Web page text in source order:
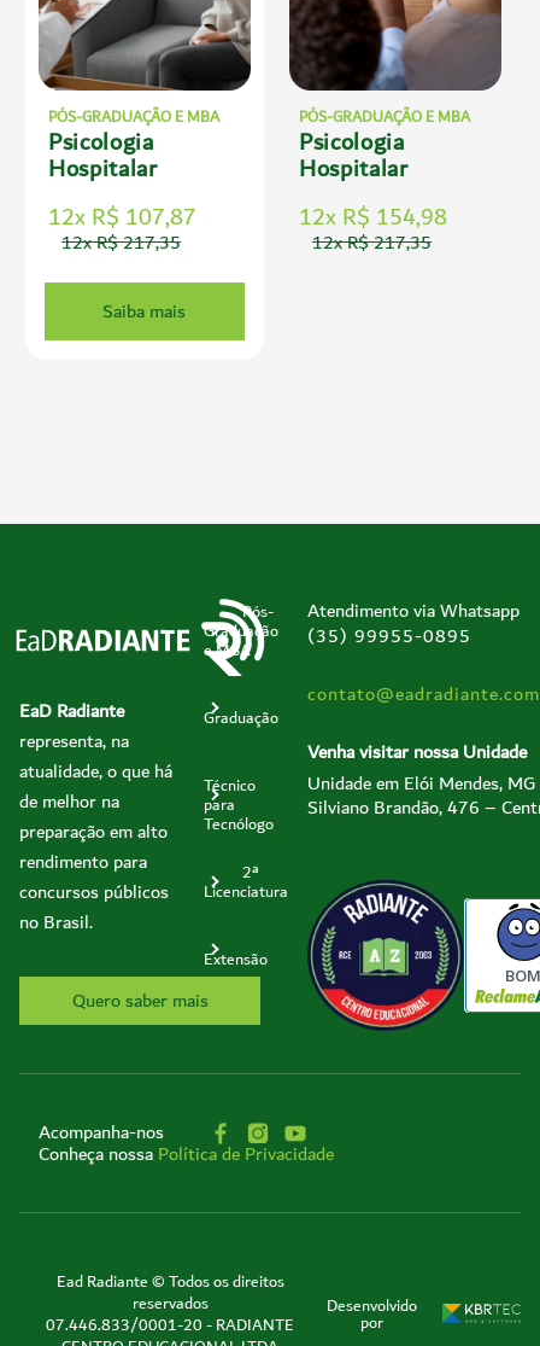
PÓS-GRADUAÇÃO E MBA
Psicologia
Hospitalar
12x R$ 107,87
12x R$ 217,35
Saiba mais
PÓS-GRADUAÇÃO E MBA
Psicologia
Hospitalar
12x R$ 154,98
12x R$ 217,35
EaD Radiante
representa, na
atualidade, o que há
de melhor na
preparação em alto
rendimento para
concursos públicos
no Brasil.
Quero saber mais
Pós-
Graduação
e MBA
Graduação
Técnico
para
Tecnólogo
2ª
Licenciatura
Extensão
Atendimento via Whatsapp
(35) 99955-0895
Venha visitar nossa Unidade
Unidade em Elói Mendes, MG
Silviano Brandão, 476 –
Acompanha-nos
Conheça nossaPolítica de Privacidade
Ead Radiante © Todos os direitos
reservados
07.446.833/0001-20 - RADIANTE
Desenvolvido
por